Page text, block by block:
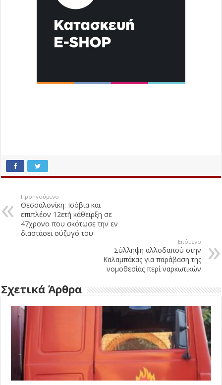
Προηγούμενο
Θεσσαλονίκη: Ισόβια και
επιπλέον 12ετή κάθειρξη σε
47χρονο που σκότωσε την εν
διαστάσει σύζυγό του
Επόμενο
Σύλληψη αλλοδαπού στην
Καλαμπάκας για παράβαση της
νομοθεσίας περί ναρκωτικών
Σχετικά Άρθρα